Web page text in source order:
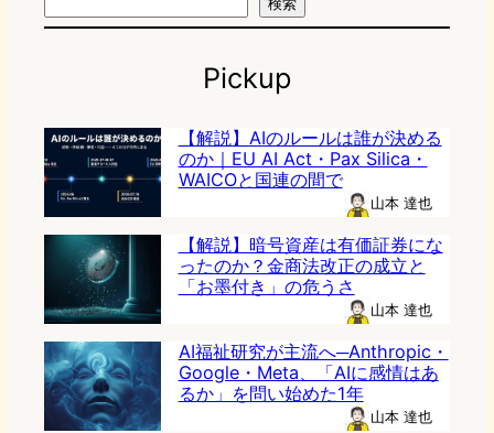
検索
Pickup
【解説】AIのルールは誰が決める
のか｜EU AI Act・Pax Silica・
WAICOと国連の間で
山本 達也
【解説】暗号資産は有価証券にな
ったのか？金商法改正の成立と
「お墨付き」の危うさ
山本 達也
AI福祉研究が主流へ─Anthropic・
Google・Meta、「AIに感情はあ
るか」を問い始めた1年
山本 達也